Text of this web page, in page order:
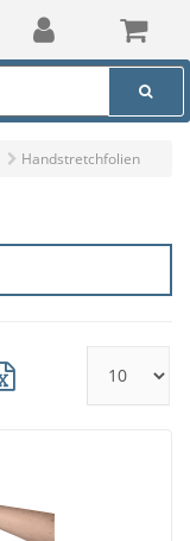
Handstretchfolien